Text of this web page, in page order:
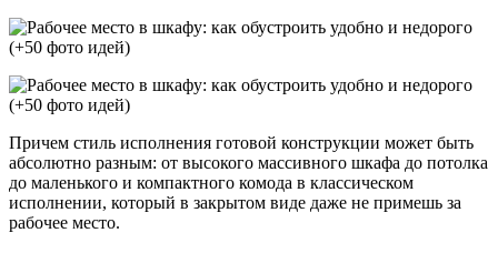
Причем стиль исполнения готовой конструкции может быть
абсолютно разным: от высокого массивного шкафа до потолка
до маленького и компактного комода в классическом
исполнении, который в закрытом виде даже не примешь за
рабочее место.